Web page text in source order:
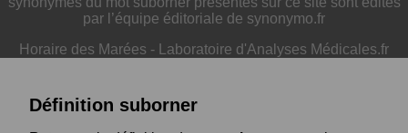
par l’équipe éditoriale de synonymo.fr
Horaire des Marées - Laboratoire d'Analyses Médicales.fr
Définition suborner